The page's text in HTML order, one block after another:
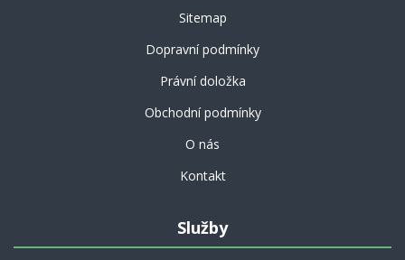
Sitemap
Dopravní podmínky
Právní doložka
Obchodní podmínky
O nás
Kontakt
Služby